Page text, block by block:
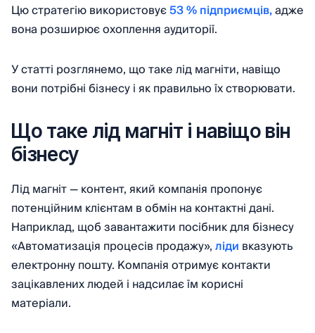
Цю стратегію використовує53 % підприємців,адже
вона розширює охоплення аудиторії.
У статті розглянемо, що таке лід магніти, навіщо
вони потрібні бізнесу і як правильно їх створювати.
Що таке лід магніт і навіщо він
бізнесу
Лід магніт — контент, який компанія пропонує
потенційним клієнтам в обмін на контактні дані.
Наприклад, щоб завантажити посібник для бізнесу
«Автоматизація процесів продажу»,ліди вказують
електронну пошту. Компанія отримує контакти
зацікавлених людей і надсилає їм корисні
матеріали.